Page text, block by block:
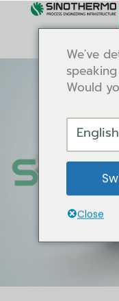
We've
Would
English
Close